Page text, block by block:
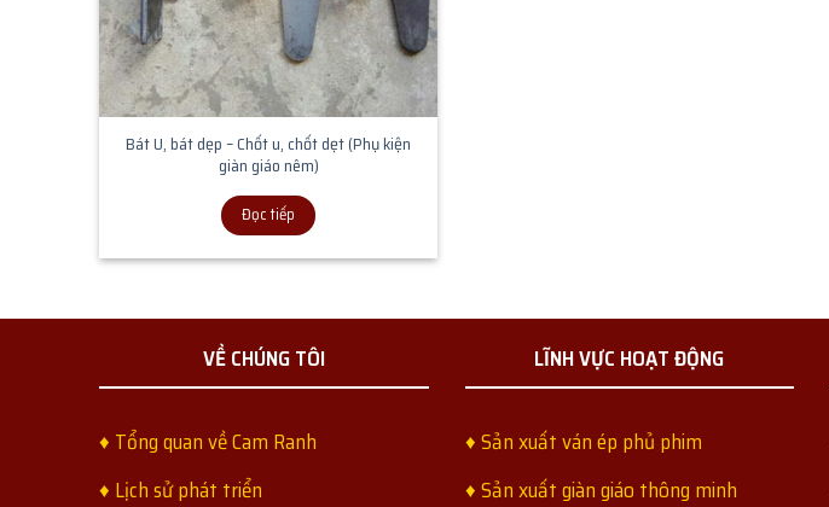
Bát U, bát dẹp – Chốt u, chốt dẹt (Phụ kiện
giàn giáo nêm)
Đọc tiếp
VỀ CHÚNG TÔI
♦ Tổng quan về Cam Ranh
♦ Lịch sử phát triển
LĨNH VỰC HOẠT ĐỘNG
♦ Sản xuất ván ép phủ phim
♦ Sản xuất giàn giáo thông minh